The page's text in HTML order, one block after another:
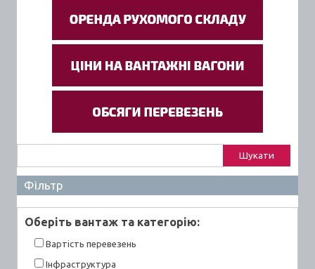
Фільтр
Оберiть вантаж та категорiю:
Вартiсть перевезень
Інфраструктура